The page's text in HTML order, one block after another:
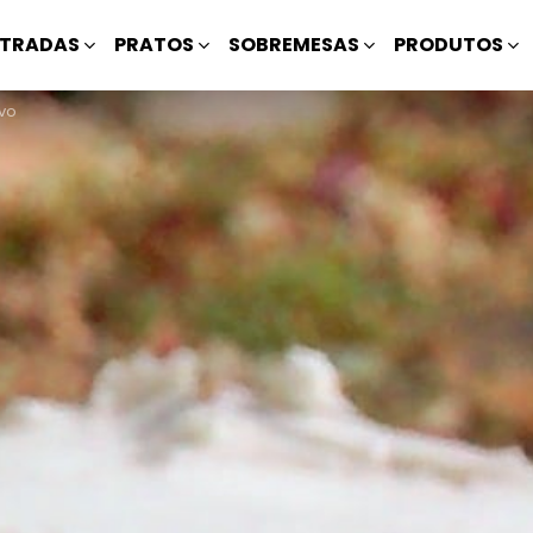
PRATOS SOBREMESAS PRODUTOS